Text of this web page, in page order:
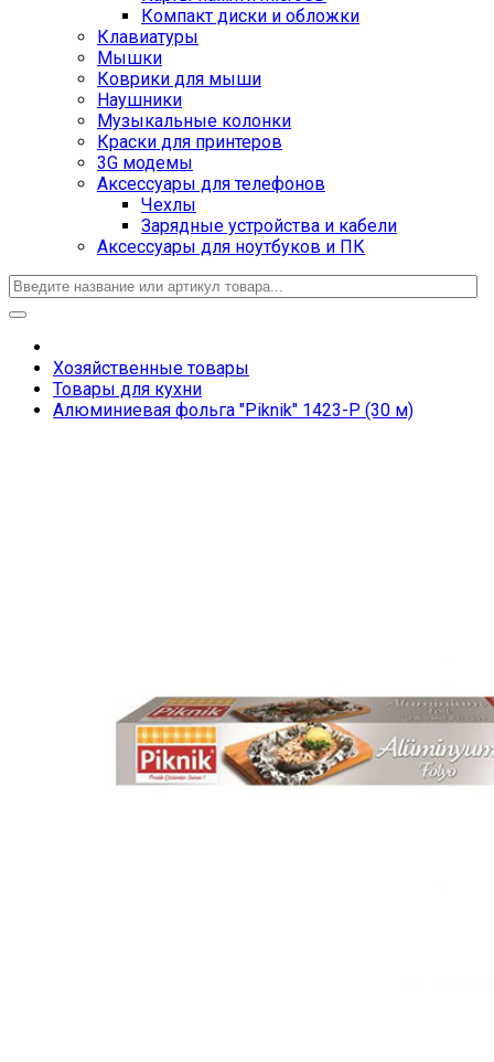
Компакт диски и обложки
Клавиатуры
Мышки
Коврики для мыши
Наушники
Музыкальные колонки
Краски для принтеров
3G модемы
Аксессуары для телефонов
Чехлы
Зарядные устройства и кабели
Аксессуары для ноутбуков и ПК
Хозяйственные товары
Товары для кухни
Алюминиевая фольга "Piknik" 1423-Р (30 м)